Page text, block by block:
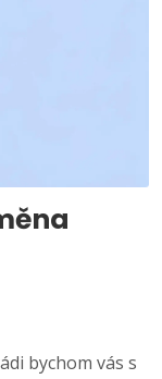
bychom vás s